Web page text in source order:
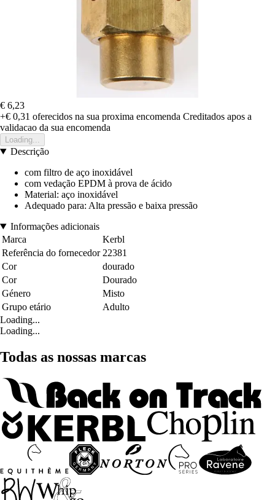
€ 6,23
+€ 0,31 oferecidos na sua proxima encomenda Creditados apos a
validacao da sua encomenda
Loading...
Descrição
com filtro de aço inoxidável
com vedação EPDM à prova de ácido
Material: aço inoxidável
Adequado para: Alta pressão e baixa pressão
Informações adicionais
Marca
Kerbl
Referência do fornecedor 22381
Cor
dourado
Cor
Dourado
Género
Misto
Grupo etário
Adulto
Loading...
Loading...
Todas as nossas marcas